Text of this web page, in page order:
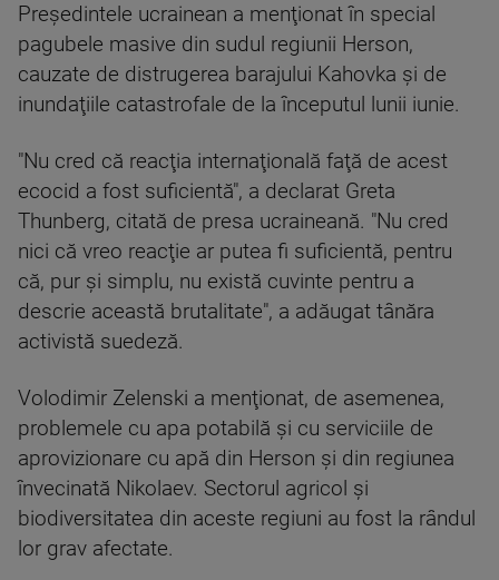
Preşedintele ucrainean a menţionat în special
pagubele masive din sudul regiunii Herson,
cauzate de distrugerea barajului Kahovka şi de
inundaţiile catastrofale de la începutul lunii iunie.
"Nu cred că reacţia internaţională faţă de acest
ecocid a fost suficientă", a declarat Greta
Thunberg, citată de presa ucraineană. "Nu cred
nici că vreo reacţie ar putea fi suficientă, pentru
că, pur şi simplu, nu există cuvinte pentru a
descrie această brutalitate", a adăugat tânăra
activistă suedeză.
Volodimir Zelenski a menţionat, de asemenea,
problemele cu apa potabilă şi cu serviciile de
aprovizionare cu apă din Herson şi din regiunea
învecinată Nikolaev. Sectorul agricol şi
biodiversitatea din aceste regiuni au fost la rândul
lor grav afectate.